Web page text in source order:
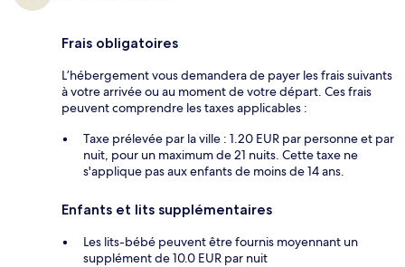
Frais obligatoires
L’hébergement vous demandera de payer les frais suivants
à votre arrivée ou au moment de votre départ. Ces frais
peuvent comprendre les taxes applicables :
Taxe prélevée par la ville : 1.20 EUR par personne et par
nuit, pour un maximum de 21 nuits. Cette taxe ne
s'applique pas aux enfants de moins de 14 ans.
Enfants et lits supplémentaires
Les lits-bébé peuvent être fournis moyennant un
supplément de 10.0 EUR par nuit